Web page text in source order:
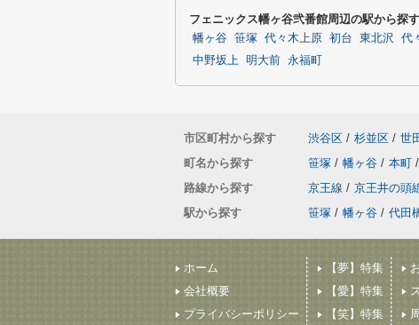
フェニックス幡ヶ谷弐番館周辺の駅から探す
幡ヶ谷 笹塚 代々木上原 初台 東北沢 代
中野坂上 明大前 永福町
市区町村から探す 渋谷区 / 杉並区 / 世
町名から探す
笹塚 / 幡ヶ谷 / 本町 /
路線から探す
京王線 / 京王井の頭
駅から探す
笹塚 / 幡ヶ谷 / 代田
ホーム
会社概要
プライバシーポリシー
【夢】特集
【愛】特集
【笑】特集